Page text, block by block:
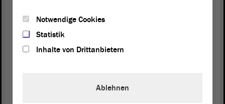
ZU IHREMPERSÖNLICHEN
„SUPERWAHLJAHR“.
Gabriele Brakebusch Dr. Reiner Haseloff
Notwendige Cookies
Statistik
Inhalte von Drittanbietern
Ablehnen